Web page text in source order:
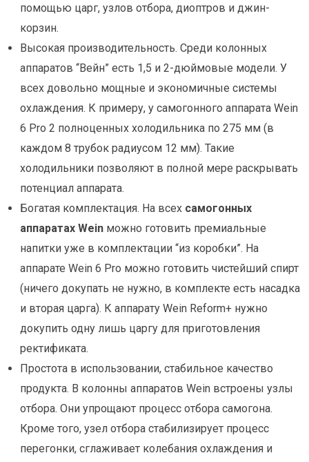
помощью царг, узлов отбора, диоптров и джин-
корзин.
Высокая производительность. Среди колонных
аппаратов “Вейн” есть 1,5 и 2-дюймовые модели. У
всех довольно мощные и экономичные системы
охлаждения. К примеру, у самогонного аппарата Wein
6 Pro 2 полноценных холодильника по 275 мм (в
каждом 8 трубок радиусом 12 мм). Такие
холодильники позволяют в полной мере раскрывать
потенциал аппарата.
Богатая комплектация. На всех самогонных
аппаратах Wein можно готовить премиальные
напитки уже в комплектации “из коробки”. На
аппарате Wein 6 Pro можно готовить чистейший спирт
(ничего докупать не нужно, в комплекте есть насадка
и вторая царга). К аппарату Wein Reform+ нужно
докупить одну лишь царгу для приготовления
ректификата.
Простота в использовании, стабильное качество
продукта. В колонны аппаратов Wein встроены узлы
отбора. Они упрощают процесс отбора самогона.
Кроме того, узел отбора стабилизирует процесс
перегонки, сглаживает колебания охлаждения и